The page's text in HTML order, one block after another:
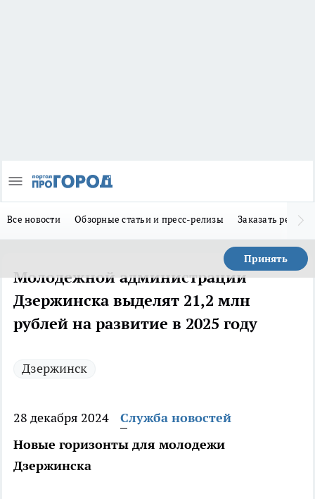
Все новости Обзорные статьи и пресс-релизы Заказать
Принять
Молодежной администрации
Дзержинска выделят 21,2 млн
рублей на развитие в 2025 году
Дзержинск
28 декабря 2024
Служба новостей
Новые горизонты для молодежи
Дзержинска